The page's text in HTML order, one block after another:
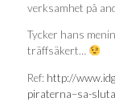
verksamhet på
Tycker hans
träffsäkert…
Ref: http://
piraterna–sa-